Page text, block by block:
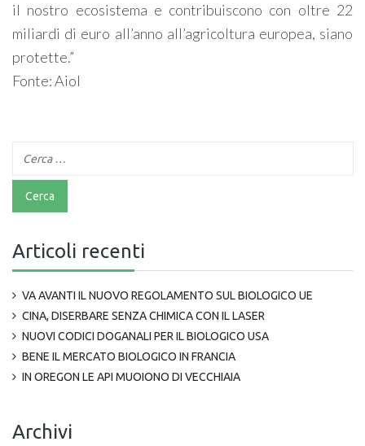
il nostro ecosistema e contribuiscono con oltre 22
miliardi di euro all’anno all’agricoltura europea, siano
protette.”
Fonte: Aiol
Articoli recenti
VA AVANTI IL NUOVO REGOLAMENTO SUL BIOLOGICO UE
CINA, DISERBARE SENZA CHIMICA CON IL LASER
NUOVI CODICI DOGANALI PER IL BIOLOGICO USA
BENE IL MERCATO BIOLOGICO IN FRANCIA
IN OREGON LE API MUOIONO DI VECCHIAIA
Archivi